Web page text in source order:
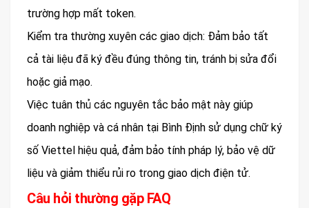
trường hợp mất token.
Kiểm tra thường xuyên các giao dịch: Đảm bảo tất
cả tài liệu đã ký đều đúng thông tin, tránh bị sửa đổi
hoặc giả mạo.
Việc tuân thủ các nguyên tắc bảo mật này giúp
doanh nghiệp và cá nhân tại Bình Định sử dụng chữ ký
số Viettel hiệu quả, đảm bảo tính pháp lý, bảo vệ dữ
liệu và giảm thiểu rủi ro trong giao dịch điện tử.
Câu hỏi thường gặp FAQ